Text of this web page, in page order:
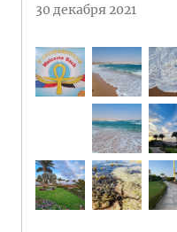
30 декабря 2021